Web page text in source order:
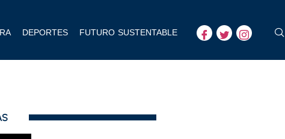
DEPORTES FUTURO SUSTENTABLE